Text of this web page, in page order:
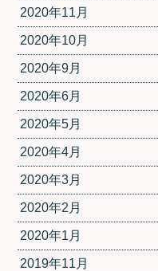
2020年11月
2020年10月
2020年9月
2020年6月
2020年5月
2020年4月
2020年3月
2020年2月
2020年1月
2019年11月